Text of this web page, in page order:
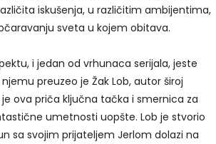
iskušenja, u različitim ambijentima,
sveta u kojem obitava.
i jedan od vrhunaca serijala, jeste
preuzeo je Žak Lob, autor široj
je ova priča ključna tačka i smernica za
umetnosti uopšte. Lob je stvorio
sa svojim prijateljem Jerlom dolazi na